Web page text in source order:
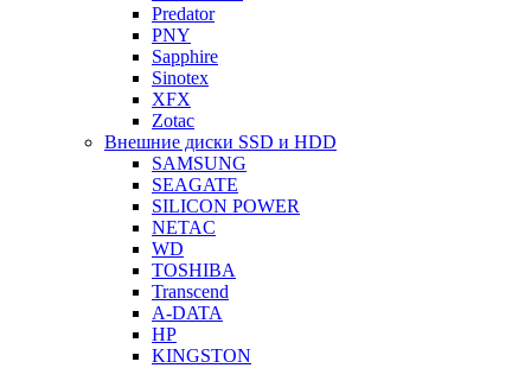
Predator
PNY
Sapphire
Sinotex
XFX
Zotac
Внешние диски SSD и HDD
SAMSUNG
SEAGATE
SILICON POWER
NETAC
WD
TOSHIBA
Transcend
A-DATA
HP
KINGSTON